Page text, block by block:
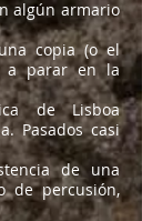
algún armario
copia (o el
a parar en la
de Lisboa
Pasados casi
de una
de percusión,